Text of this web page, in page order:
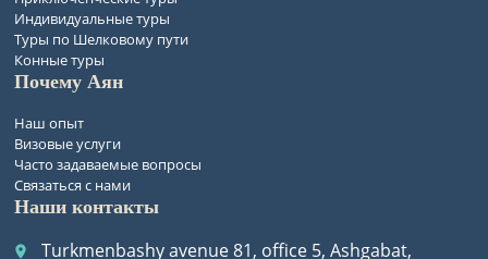
Индивидуальные туры
Туры по Шелковому пути
Конные туры
Почему Аян
Наш опыт
Визовые услуги
Часто задаваемые вопросы
Связаться с нами
Наши контакты
place Turkmenbashy avenue 81, office 5, Ashgabat,